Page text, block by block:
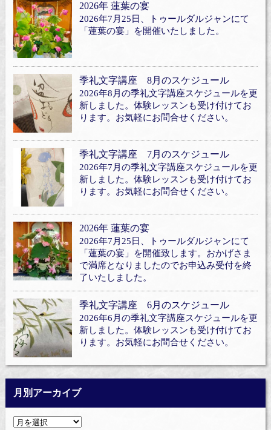
2026年 蓮葉の宴
2026年7月25日、トゥールダルジャンにて
「蓮葉の宴」を開催いたしました。
季礼文字講座 8月のスケジュール
2026年8月の季礼文字講座スケジュールを更
新しました。体験レッスンも受け付けてお
ります。お気軽にお問合せください。
季礼文字講座 7月のスケジュール
2026年7月の季礼文字講座スケジュールを更
新しました。体験レッスンも受け付けてお
ります。お気軽にお問合せください。
2026年 蓮葉の宴
2026年7月25日、トゥールダルジャンにて
「蓮葉の宴」を開催致します。おかげさま
で満席となりましたのでお申込み受付を終
了いたしました。
季礼文字講座 6月のスケジュール
2026年6月の季礼文字講座スケジュールを更
新しました。体験レッスンも受け付けてお
ります。お気軽にお問合せください。
月別アーカイブ